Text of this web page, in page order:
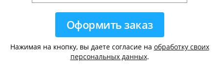
Нажимая на кнопку, вы даете согласие на обработку своих
персональных данных.